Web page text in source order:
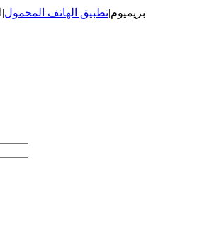
بريميوم|تطبيق الهاتف المحمول|